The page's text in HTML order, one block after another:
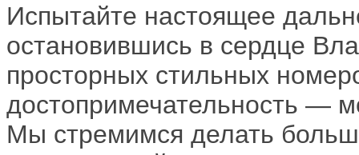
Испытайте настоящее
остановившись в сердце
просторных стильных
достопримечательность —
Мы стремимся делать